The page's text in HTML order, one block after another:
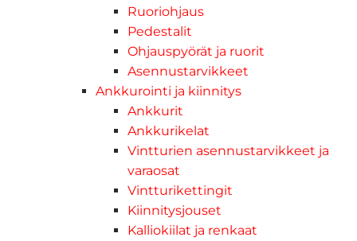
Ruoriohjaus
Pedestalit
Ohjauspyörät ja ruorit
Asennustarvikkeet
Ankkurointi ja kiinnitys
Ankkurit
Ankkurikelat
Vintturien asennustarvikkeet ja
varaosat
Vintturikettingit
Kiinnitysjouset
Kalliokiilat ja renkaat